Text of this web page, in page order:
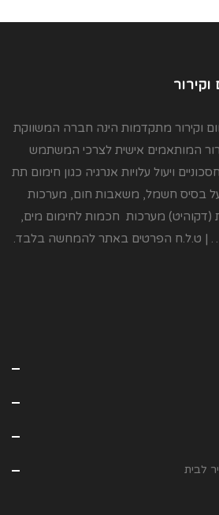
וקירור מתקדמות הינה חברה המשווקת
המותאמים אישית לצרכי המשתמש
ויעול עלויות אנרגיה כגון חימום תת
בסיס חשמל, משאבות חום, מערכות
מערכות חכמות לחימום מים,
| ט.ל.ח הפרטים באתר להמחשה בלבד.
לבית